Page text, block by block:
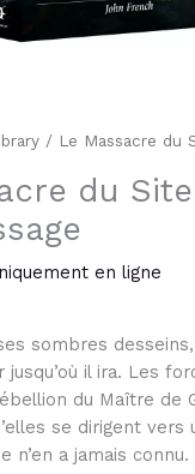
/ Le Massacre du
du Site
en ligne
sombres desseins,
il ira. Les
du Maître de
se dirigent vers
n’en a jamais connu.